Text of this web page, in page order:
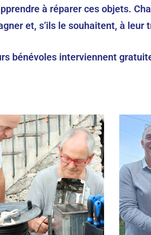
à réparer ces objets.
et, s’ils le souhaitent, à
bénévoles interviennent